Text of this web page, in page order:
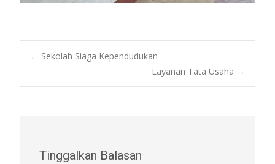
Post
← Sekolah Siaga Kependudukan
Layanan Tata Usaha →
Tinggalkan Balasan